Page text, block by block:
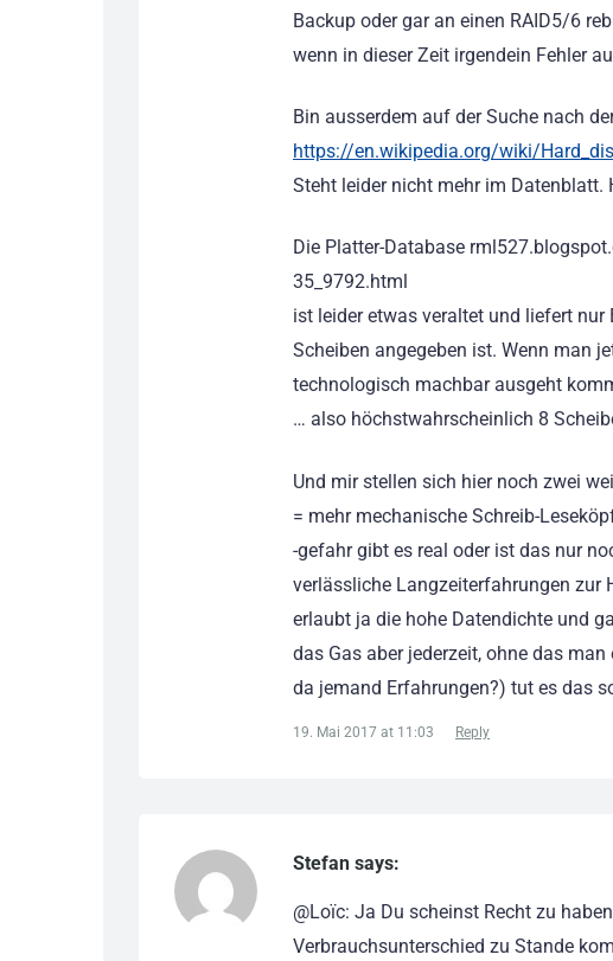
Backup oder gar an einen RAID5/6
wenn in dieser Zeit irgendein Fehler
Bin ausserdem auf der Suche nach
https://en.wikipedia.org/wiki/
Steht leider nicht mehr im
Die Platter-Database
35_9792.html
ist leider etwas veraltet und liefert nur
Scheiben angegeben ist. Wenn man
technologisch machbar ausgeht
… also höchstwahrscheinlich 8
Und mir stellen sich hier noch zwei
= mehr mechanische Schreib-
-gefahr gibt es real oder ist das nur
verlässliche Langzeiterfahrungen zur
erlaubt ja die hohe Datendichte und
das Gas aber jederzeit, ohne das
da jemand Erfahrungen?) tut es das
19. Mai 2017 at 11:03 Reply
Stefan says:
@Loïc: Ja Du scheinst Recht zu
Verbrauchsunterschied zu Stande